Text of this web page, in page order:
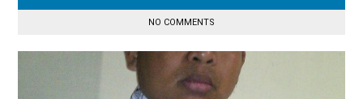
NO COMMENTS